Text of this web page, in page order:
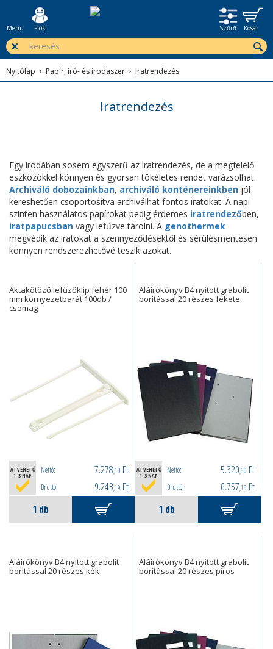
Menü Fiók Szűrő Kosár
Nyitólap Papír, író- és irodaszer Iratrendezés
Iratrendezés
Egy irodában sosem egyszerű az iratrendezés, de a megfelelő
eszközökkel könnyen és gyorsan tökéletes rendet varázsolhat.
Archiváló dobozainkban, archiváló konténereinkben jól
kereshetően csoportosítva archiválhat fontos iratokat. A napi
szinten használatos papírokat pedig érdemes iratrendezőben,
iratpapucsban vagy lefűzve tárolni. A genothermek
megvédik az iratokat a szennyeződésektől és sérülésmentesen
könnyen rendszerezhetővé teszik azokat.
Aktakötöző lefűzőklip fehér 100
mm környezetbarát 100db /
csomag
ÁTVEHETŐ
1-3 NAP
Nettó: 7.278,10 Ft
Bruttó: 9.243,19 Ft
Aláírókönyv B4 nyitott grabolit
borítással 20 részes fekete
ÁTVEHETŐ
1-3 NAP
Nettó: 5.320,60 Ft
Bruttó: 6.757,16 Ft
Aláírókönyv B4 nyitott grabolit
borítással 20 részes kék
Aláírókönyv B4 nyitott grabolit
borítással 20 részes piros